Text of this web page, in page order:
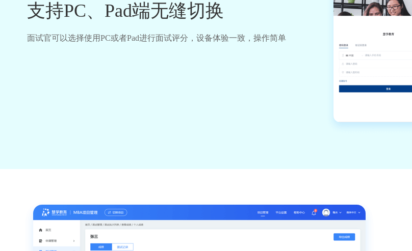
支持PC、Pad端无缝切换
面试官可以选择使用PC或者Pad进行面试评分，设备体验一致，操作简单